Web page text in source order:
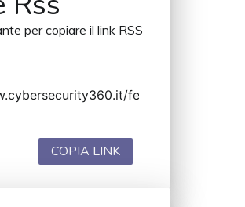
per copiare il link RSS
COPIA LINK